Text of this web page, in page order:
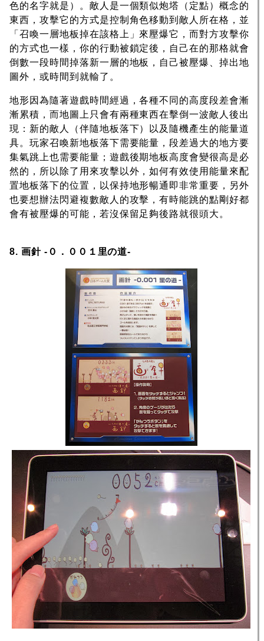
色的名字就是）。敵人是一個類似炮塔（定點）概念的
東西，攻擊它的方式是控制角色移動到敵人所在格，並
「召喚一層地板掉在該格上」來壓爆它，而對方攻擊你
的方式也一樣，你的行動被鎖定後，自己在的那格就會
倒數一段時間掉落新一層的地板，自己被壓爆、掉出地
圖外，或時間到就輸了。
地形因為隨著遊戲時間經過，各種不同的高度段差會漸
漸累積，而地圖上只會有兩種東西在擊倒一波敵人後出
現：新的敵人（伴隨地板落下）以及隨機產生的能量道
具。玩家召喚新地板落下需要能量，段差過大的地方要
集氣跳上也需要能量；遊戲後期地板高度會變很高是必
然的，所以除了用來攻擊以外，如何有效使用能量來配
置地板落下的位置，以保持地形暢通即非常重要，另外
也要想辦法閃避複數敵人的攻擊，有時能跳的點剛好都
會有被壓爆的可能，若沒保留足夠後路就很頭大。
8. 画針 -０．００１里の道-